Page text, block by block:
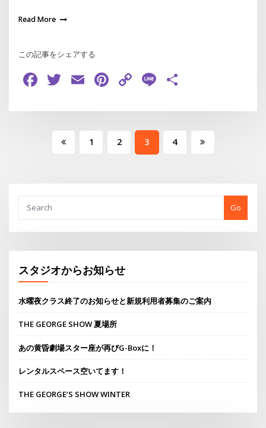
Read More
この記事をシェアする
Facebook
Twitter
EmailPinterest
Copy
Line
送
り
1 2 3 4
Go
スタジオからお知らせ
水曜夜クラス終了のお知らせと新規利用者募集のご案内
THE GEORGE SHOW 夏場所
あの黄昏劇場スター座が再びG-Boxに！
レンタルスペース空いてます！
THE GEORGE’S SHOW WINTER